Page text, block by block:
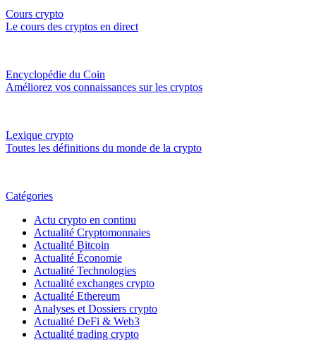
Cours crypto
Le cours des cryptos en direct
Encyclopédie du Coin
Améliorez vos connaissances sur les cryptos
Lexique crypto
Toutes les définitions du monde de la crypto
Catégories
Actu crypto en continu
Actualité Cryptomonnaies
Actualité Bitcoin
Actualité Économie
Actualité Technologies
Actualité exchanges crypto
Actualité Ethereum
Analyses et Dossiers crypto
Actualité DeFi & Web3
Actualité trading crypto